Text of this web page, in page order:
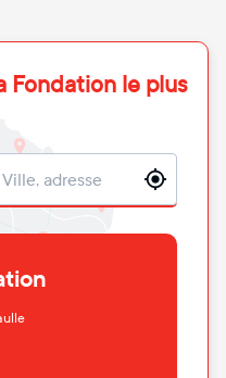
Fondation le plus